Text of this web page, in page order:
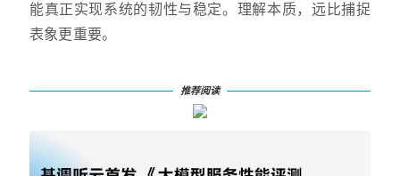
能真正实现系统的韧性与稳定。理解本质，远比捕捉
表象更重要。
推荐阅读